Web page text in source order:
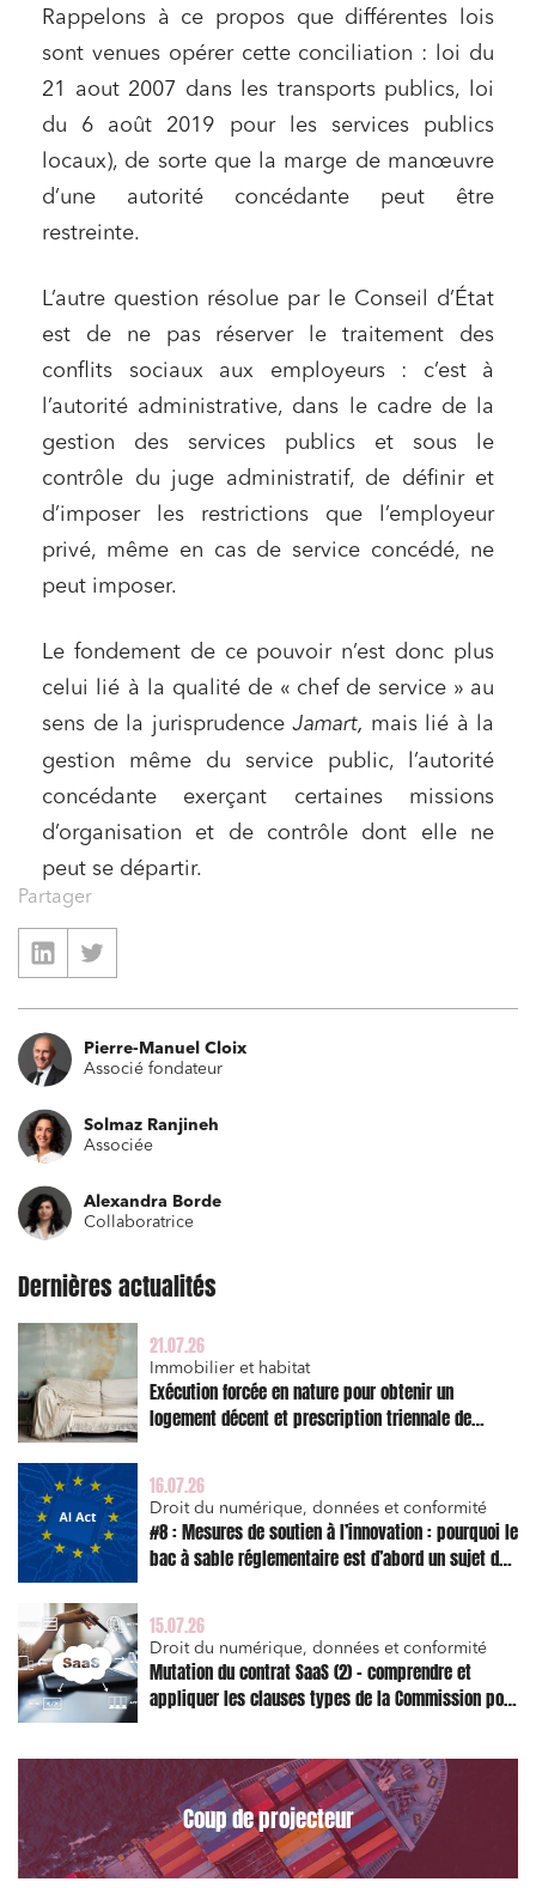
Rappelons à ce propos que différentes lois
sont venues opérer cette conciliation : loi du
21 aout 2007 dans les transports publics, loi
du 6 août 2019 pour les services publics
locaux), de sorte que la marge de manœuvre
d’une autorité concédante peut être
restreinte.
L’autre question résolue par le Conseil d’État
est de ne pas réserver le traitement des
conflits sociaux aux employeurs : c’est à
l’autorité administrative, dans le cadre de la
gestion des services publics et sous le
contrôle du juge administratif, de définir et
d’imposer les restrictions que l’employeur
privé, même en cas de service concédé, ne
peut imposer.
Le fondement de ce pouvoir n’est donc plus
celui lié à la qualité de « chef de service » au
sens de la jurisprudence Jamart, mais lié à la
gestion même du service public, l’autorité
concédante exerçant certaines missions
d’organisation et de contrôle dont elle ne
peut se départir.
Partager
Pierre-Manuel Cloix
Associé fondateur
Solmaz Ranjineh
Associée
Alexandra Borde
Collaboratrice
Dernières actualités
21.07.26
Immobilier et habitat
Exécution forcée en nature pour obtenir un
logement décent et prescription triennale de
16.07.26
Droit du numérique, données et conformité
#8 : Mesures de soutien à l’innovation : pourquoi le
bac à sable réglementaire est d’abord un sujet de
15.07.26
Droit du numérique, données et conformité
Mutation du contrat SaaS (2) – comprendre et
appliquer les clauses types de la Commission pour
Coup de projecteur
Relations commerciales et contrats
Associations et acteurs de l’économie sociale et
solidaire
Media et édition
Immobilier et habitat
Entreprises du numérique
Établissements financiers
Mobilité et transport
Droit du numérique, données et conformité
Relations sociales et droit du travail
Services publics et collectivités
Commande publique
Projets immobiliers
Environnement